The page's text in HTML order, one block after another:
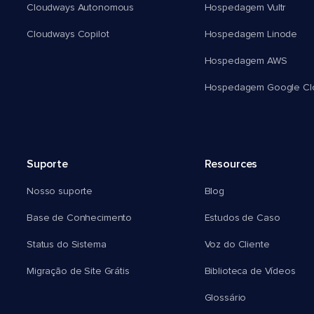
Cloudways Autonomous
Cloudways Copilot
Hospedagem Vultr
Hospedagem Linode
Hospedagem AWS
Hospedagem Google
Suporte
Nosso suporte
Base de Conhecimento
Status do Sistema
Migração de Site Grátis
Resources
Blog
Estudos de Caso
Voz do Cliente
Biblioteca de Vídeos
Glossário